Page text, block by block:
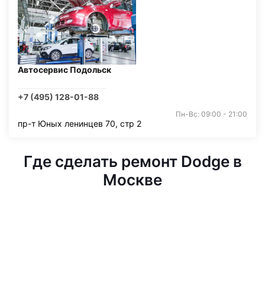
Автосервис Подольск
+7 (495) 128-01-88
Пн-Вс: 09:00 - 21:00
пр-т Юных ленинцев 70, стр 2
Где сделать ремонт Dodge в
Москве